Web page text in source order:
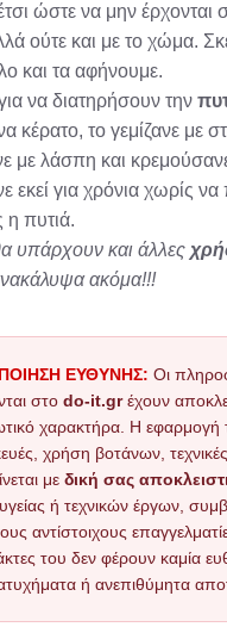
ώστε να μην έρχονται
ούτε και με το χώμα.
και τα αφήνουμε.
να διατηρήσουν την
κέρατο, το γεμίζανε με
με λάσπη και
εκεί για χρόνια χωρίς να
πυτιά.
υπάρχουν και άλλες
ακόμα!!!
ΕΥΘΥΝΗΣ: Οι
στο do-it.grέχουν
χαρακτήρα. Η εφαρμογή
χρήση βοτάνων,
με δική σας
ή τεχνικών έργων,
αντίστοιχους
του δεν φέρουν καμία
ή ανεπιθύμητα